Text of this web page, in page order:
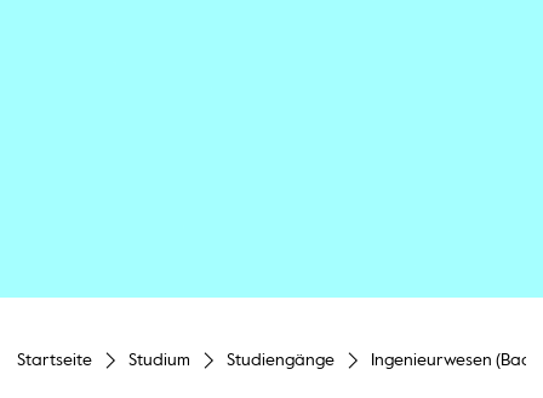
Startseite Studium Studiengänge Ingenieurwesen